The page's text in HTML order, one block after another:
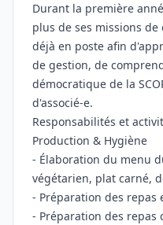
Durant la première
plus de ses missions
déjà en poste afin
de gestion, de
démocratique de la
d'associé-e.
Responsabilités et
Production & Hygiène
- Élaboration du menu
végétarien, plat carné,
- Préparation des repas
- Préparation des repas